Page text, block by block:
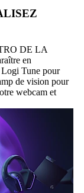
DE LA
en
Tune pour
de vision pour
webcam et